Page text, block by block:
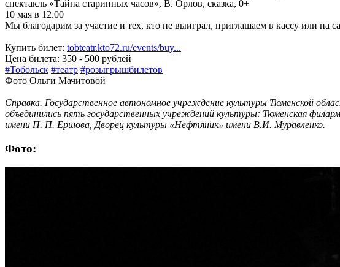
спектакль «Тайна старинных часов», В. Орлов, сказка, 0+
10 мая в 12.00
Мы благодарим за участие и тех, кто не выиграл, приглашаем в кассу или на
Купить билет: tobteatr.kto72.ru/events/buy...
Цена билета: 350 - 500 рублей
#Тобольск #театр #розыгрышбилетов
Фото Ольги Мачитовой
Справка. Государственное автономное учреждение культуры Тюменской
объединились пять государственных учреждений культуры: Тюменская
имени П. П. Ершова, Дворец культуры «Нефтяник» имени В.И. Муравленко.
Фото: